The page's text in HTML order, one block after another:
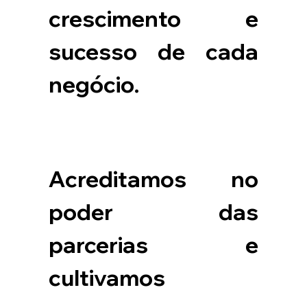
crescimento e
sucesso de cada
negócio.
Acreditamos no
poder das
parcerias e
cultivamos